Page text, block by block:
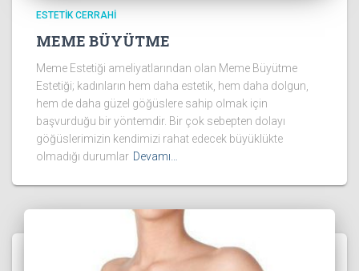
ESTETIK CERRAHI
MEME BÜYÜTME
Meme Estetiği ameliyatlarından olan Meme Büyütme
Estetiği; kadınların hem daha estetik, hem daha dolgun,
hem de daha güzel göğüslere sahip olmak için
başvurduğu bir yöntemdir. Bir çok sebepten dolayı
göğüslerimizin kendimizi rahat edecek büyüklükte
olmadığı durumlar Devamı…